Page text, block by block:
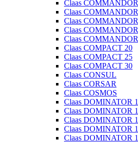
Claas
Claas
Claas
Claas
Claas
Claas COMPACT 20
Claas COMPACT 25
Claas COMPACT 30
Claas CONSUL
Claas CORSAR
Claas COSMOS
Claas DOMINATOR
Claas DOMINATOR
Claas DOMINATOR
Claas DOMINATOR
Claas DOMINATOR